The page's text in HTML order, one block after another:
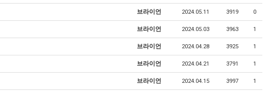
브라이언 2024.05.11 3919 0
브라이언 2024.05.03 3963 1
브라이언 2024.04.28 3925 1
브라이언 2024.04.21 3791 1
브라이언 2024.04.15 3997 1